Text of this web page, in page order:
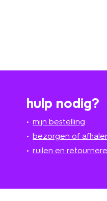
hulp nodig?
mijn bestelling
bezorgen of
ruilen en